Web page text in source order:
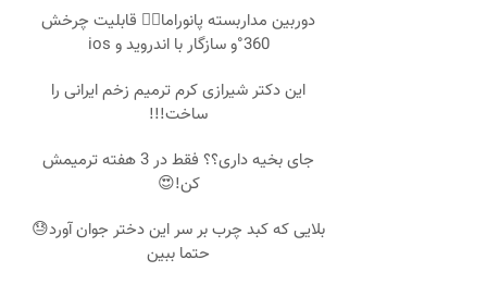
دوربین مداربسته پانوراما👈🏻 قابلیت چرخش
360°و سازگار با اندروید و ios
این دکتر شیرازی کرم ترمیم زخم ایرانی را
ساخت!!!
جای بخیه داری؟؟ فقط در 3 هفته ترمیمش
کن!😍
بلایی که کبد چرب بر سر این دختر جوان آورد😓
حتما ببین